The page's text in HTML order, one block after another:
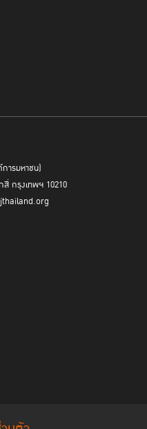
ารมหาชน)
กรุงเทพฯ 10210